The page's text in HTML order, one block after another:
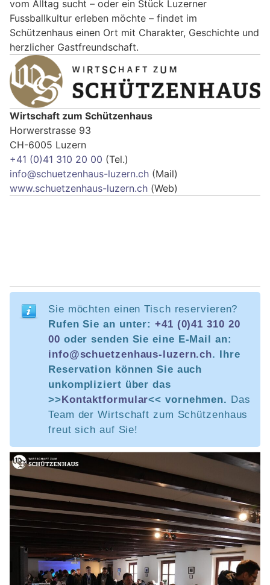
vom Alltag sucht – oder ein Stück Luzerner
Fussballkultur erleben möchte – findet im
Schützenhaus einen Ort mit Charakter, Geschichte und
herzlicher Gastfreundschaft.
Wirtschaft zum Schützenhaus
Horwerstrasse 93
CH-6005 Luzern
+41 (0)41 310 20 00 (Tel.)
info@schuetzenhaus-luzern.ch (Mail)
www.schuetzenhaus-luzern.ch (Web)
Sie möchten einen Tisch reservieren?
Rufen Sie an unter: +41 (0)41 310 20
00 oder senden Sie eine E-Mail an:
info@schuetzenhaus-luzern.ch. Ihre
Reservation können Sie auch
unkompliziert über das
>> Kontaktformular<< vornehmen. Das
Team der Wirtschaft zum Schützenhaus
freut sich auf Sie!